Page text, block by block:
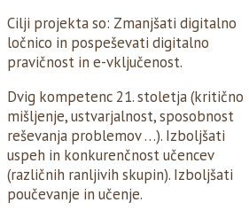
Cilji projekta so: Zmanjšati digitalno
ločnico in pospeševati digitalno
pravičnost in e-vključenost.
Dvig kompetenc 21. stoletja (kritično
mišljenje, ustvarjalnost, sposobnost
reševanja problemov …). Izboljšati
uspeh in konkurenčnost učencev
(različnih ranljivih skupin). Izboljšati
poučevanje in učenje.